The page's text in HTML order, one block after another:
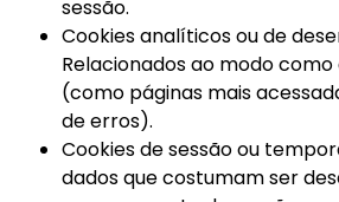
sessão.
Cookies analíticos ou de
Relacionados ao modo como
(como páginas mais
de erros).
Cookies de sessão ou
dados que costumam ser